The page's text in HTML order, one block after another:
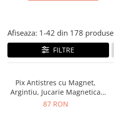
Cadouri Haioase
Cadouri de Casa Noua
Cadouri Majorat
Cadouri pentru Nasi
Cadouri pentru Bunici
Produse pentru Calatorie
Seturi de caligrafie
Cadouri Sfanta Ana
Cadouri Constantin si Elena
Cadouri Sfanta Maria
Afiseaza: 1-42 din 178 produse
FILTRE
Pix Antistres cu Magnet,
Argintiu, Jucarie Magnetica
pentru Birou
87 RON